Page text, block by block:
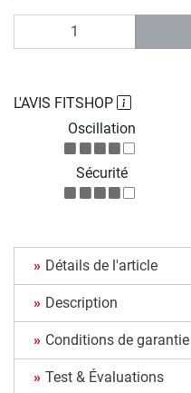
L'AVIS FITSHOP
Oscillation
Sécurité
Détails de l'article
Description
Conditions de garantie
Test & Évaluations